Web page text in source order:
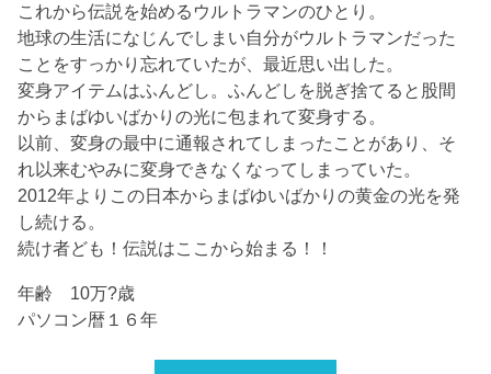
これから伝説を始めるウルトラマンのひとり。
地球の生活になじんでしまい自分がウルトラマンだった
ことをすっかり忘れていたが、最近思い出した。
変身アイテムはふんどし。ふんどしを脱ぎ捨てると股間
からまばゆいばかりの光に包まれて変身する。
以前、変身の最中に通報されてしまったことがあり、そ
れ以来むやみに変身できなくなってしまっていた。
2012年よりこの日本からまばゆいばかりの黄金の光を発
し続ける。
続け者ども！伝説はここから始まる！！
年齢 10万?歳
パソコン暦１６年